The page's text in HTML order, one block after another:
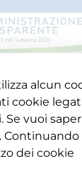
alcun
cookie
vuoi
dei cookie​